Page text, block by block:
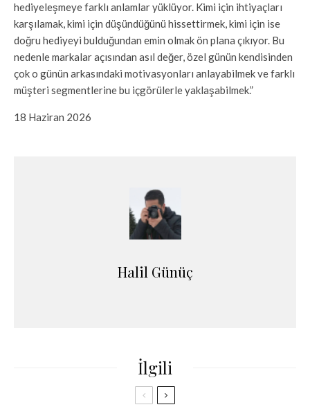
hediyeleşmeye farklı anlamlar yüklüyor. Kimi için ihtiyaçları
karşılamak, kimi için düşündüğünü hissettirmek, kimi için ise
doğru hediyeyi bulduğundan emin olmak ön plana çıkıyor. Bu
nedenle markalar açısından asıl değer, özel günün kendisinden
çok o günün arkasındaki motivasyonları anlayabilmek ve farklı
müşteri segmentlerine bu içgörülerle yaklaşabilmek.”
18 Haziran 2026
Halil Günüç
İlgili